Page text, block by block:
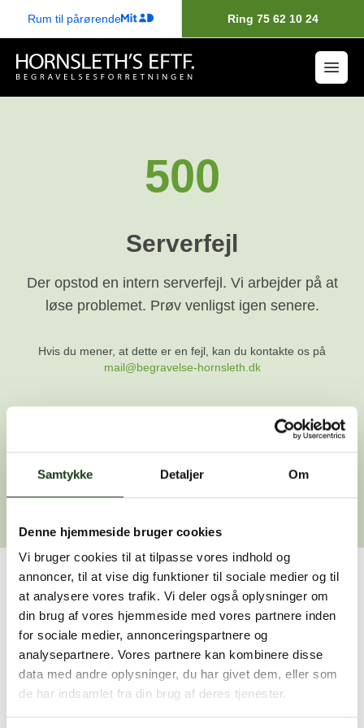
Samtykke Detaljer Om
Denne hjemmeside bruger cookies
Vi bruger cookies til at tilpasse vores indhold og
annoncer, til at vise dig funktioner til sociale medier og til
at analysere vores trafik. Vi deler også oplysninger om
din brug af vores hjemmeside med vores partnere inden
for sociale medier, annonceringspartnere og
analysepartnere. Vores partnere kan kombinere disse
data med andre oplysninger, du har givet dem, eller som
de har indsamlet fra din brug af deres tjenester.
Rum til pårørende Ring 75 62 10 24
500
Serverfejl
Der opstod en intern serverfejl. Vi arbejder på at
løse problemet. Prøv venligst igen senere.
Hvis du mener, at dette er en fejl, kan du kontakte os på
mail@begravelse-hornsleth.dk
Gå tilbage
Har du brug for hjælp?
Vi er her for at hjælpe dig. Du er velkommen til at kontakte
os, hvis du har spørgsmål eller brug for assistance.
59 45 10 14
Find nærmeste afdeling